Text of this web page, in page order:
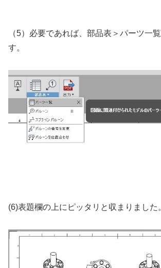
（5）必要であれば、部品表＞パーツ一
す。
(6)表題欄の上にピッタリと収まりました